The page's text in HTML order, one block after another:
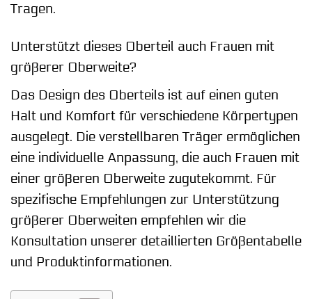
Tragen.
Unterstützt dieses Oberteil auch Frauen mit
größerer Oberweite?
Das Design des Oberteils ist auf einen guten
Halt und Komfort für verschiedene Körpertypen
ausgelegt. Die verstellbaren Träger ermöglichen
eine individuelle Anpassung, die auch Frauen mit
einer größeren Oberweite zugutekommt. Für
spezifische Empfehlungen zur Unterstützung
größerer Oberweiten empfehlen wir die
Konsultation unserer detaillierten Größentabelle
und Produktinformationen.